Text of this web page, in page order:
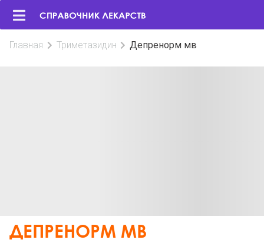
Главная Триметазидин Депренорм мв
ДЕПРЕНОРМ МВ